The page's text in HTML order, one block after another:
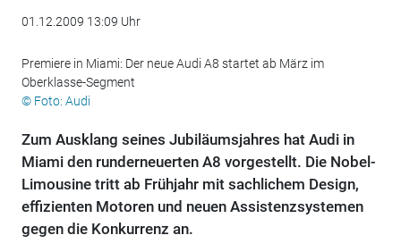
01.12.2009 13:09 Uhr
Premiere in Miami: Der neue Audi A8 startet ab März im
Oberklasse-Segment
© Foto: Audi
Zum Ausklang seines Jubiläumsjahres hat Audi in
Miami den runderneuerten A8 vorgestellt. Die Nobel-
Limousine tritt ab Frühjahr mit sachlichem Design,
effizienten Motoren und neuen Assistenzsystemen
gegen die Konkurrenz an.